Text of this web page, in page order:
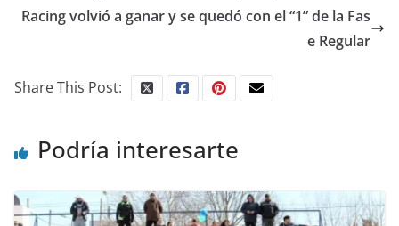
Racing volvió a ganar y se quedó con el “1” de la Fas
e Regular
Share This Post:
Podría interesarte